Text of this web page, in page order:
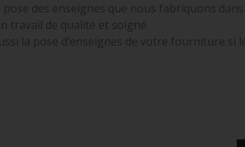
des enseignes que nous fabriquons
travail de qualité et soigné.
la pose d’enseignes de votre fourniture si